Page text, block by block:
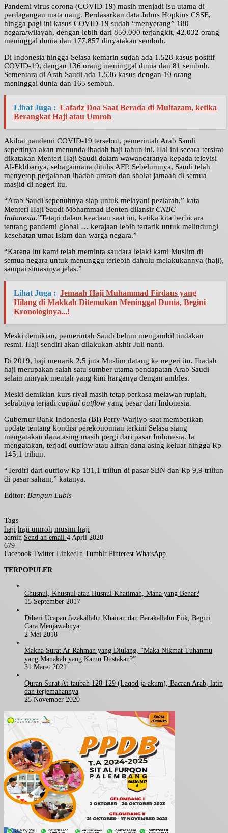
Pandemi virus corona (COVID-19) masih menjadi isu utama di
perdagangan mata uang. Berdasarkan data Johns Hopkins CSSE,
hingga pagi ini kasus COVID-19 sudah “menyerang” 180
negara/wilayah, dengan lebih dari 850.000 terjangkit, 42.032 orang
meninggal dunia dan 177.857 dinyatakan sembuh.
Di Indonesia hingga Selasa kemarin sudah ada 1.528 kasus positif
COVID-19, dengan 136 orang meninggal dunia dan 81 sembuh.
Sementara di Arab Saudi ada 1.536 kasus dengan 10 orang
meninggal dunia dan 165 sembuh.
Lihat Juga : Lafadz Doa Saat Berada di Multazam, ketika
Berangkat Haji atau Umroh
Akibat pandemi COVID-19 tersebut, pemerintah Arab Saudi
sepertinya akan menunda ibadah haji tahun ini. Hal ini secara tersirat
dikatakan Menteri Haji Saudi dalam wawancaranya kepada televisi
Al-Ekhbariya, sebagaimana ditulis AFP. Sebelumnya, Saudi telah
menyetop perjalanan ibadah umrah dan sholat jamaah di semua
masjid di negeri itu.
“Arab Saudi sepenuhnya siap untuk melayani peziarah,” kata
Menteri Haji Saudi Mohammad Benten dilansir CNBC
Indonesia.”Tetapi dalam keadaan saat ini, ketika kita berbicara
tentang pandemi global … kerajaan lebih tertarik untuk melindungi
kesehatan umat Islam dan warga negara.”
“Karena itu kami telah meminta saudara lelaki kami Muslim di
semua negara untuk menunggu terlebih dahulu melakukannya (haji),
sampai situasinya jelas.”
Lihat Juga : Jemaah Haji Muhammad Firdaus yang
Hilang di Makkah Ditemukan Meninggal Dunia, Begini
Kronologinya...!
Meski demikian, pemerintah Saudi belum mengambil tindakan
resmi. Haji sendiri akan dilakukan akhir Juli nanti.
Di 2019, haji menarik 2,5 juta Muslim datang ke negeri itu. Ibadah
haji merupakan salah satu sumber utama pendapatan Arab Saudi
selain minyak mentah yang kini harganya dengan ambles.
Meski demikian kurs riyal masih tetap perkasa melawan rupiah,
sebabnya terjadi capital outflow yang besar dari Indonesia.
Gubernur Bank Indonesia (BI) Perry Warjiyo saat memberikan
update tentang kondisi perekonomian terkini Selasa siang
mengatakan dana asing masih pergi dari pasar Indonesia. Ia
mengatakan, terjadi outflow atau aliran dana asing keluar hingga Rp
145,1 triliun.
“Terdiri dari outflow Rp 131,1 triliun di pasar SBN dan Rp 9,9 triliun
di pasar saham,” katanya.
Editor: Bangun Lubis
Tags
haji haji umroh musim haji
admin Send an email 4 April 2020
679
Facebook Twitter LinkedIn Tumblr Pinterest WhatsApp
TERPOPULER
Chusnul, Khusnul atau Husnul Khatimah, Mana yang Benar?
15 September 2017
Diberi Ucapan Jazakallahu Khairan dan Barakallahu Fiik, Begini
Cara Menjawabnya
2 Mei 2018
Makna Surat Ar Rahman yang Diulang, “Maka Nikmat Tuhanmu
yang Manakah yang Kamu Dustakan?”
31 Maret 2021
Quran Surat At-taubah 128-129 (Laqod ja akum), Bacaan Arab, latin
dan terjemahannya
25 November 2020